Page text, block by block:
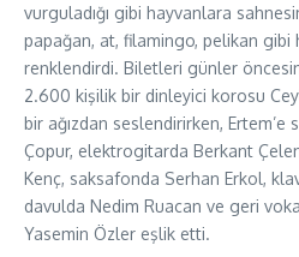
vurguladığı gibi hayvanlara
papağan, at, filamingo, pelikan gibi
renklendirdi. Biletleri günler
2.600 kişilik bir dinleyici korosu
bir ağızdan seslendirirken,
Çopur, elektrogitarda Berkant
Kenç, saksafonda Serhan Erkol,
davulda Nedim Ruacan ve geri
Yasemin Özler eşlik etti.